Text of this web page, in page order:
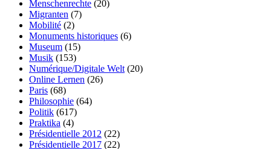
Menschenrechte (20)
Migranten (7)
Mobilité (2)
Monuments historiques (6)
Museum (15)
Musik (153)
Numérique/Digitale Welt (20)
Online Lernen (26)
Paris (68)
Philosophie (64)
Politik (617)
Praktika (4)
Présidentielle 2012 (22)
Présidentielle 2017 (22)